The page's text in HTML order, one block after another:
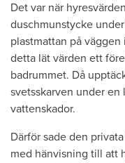
Det var när
duschmunstycke
plastmattan på
detta lät värden ett
badrummet. Då
svetsskarven under
vattenskador.
Därför sade den
med hänvisning till att